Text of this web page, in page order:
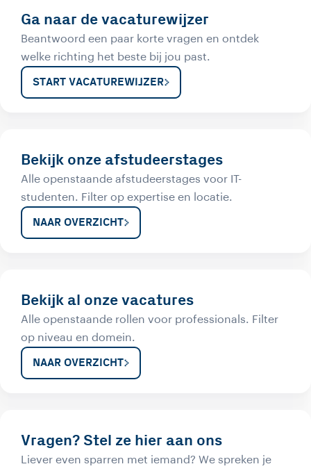
Ga naar de vacaturewijzer
Beantwoord een paar korte vragen en ontdek
welke richting het beste bij jou past.
START VACATUREWIJZER
Bekijk onze afstudeerstages
Alle openstaande afstudeerstages voor IT-
studenten. Filter op expertise en locatie.
NAAR OVERZICHT
Bekijk al onze vacatures
Alle openstaande rollen voor professionals. Filter
op niveau en domein.
NAAR OVERZICHT
Vragen? Stel ze hier aan ons
Liever even sparren met iemand? We spreken je